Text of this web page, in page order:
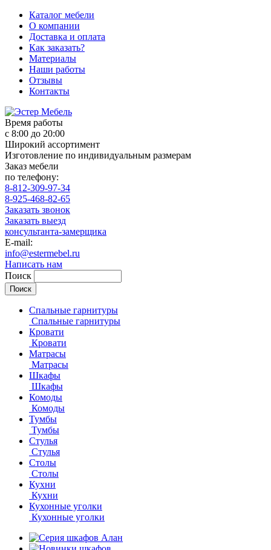
Каталог мебели
О компании
Доставка и оплата
Как заказать?
Материалы
Наши работы
Отзывы
Контакты
Время работы
с 8:00 до 20:00
Широкий ассортимент
Изготовление по индивидуальным размерам
Заказ мебели
по телефону:
8-812-309-97-34
8-925-468-82-65
Заказать звонок
Заказать выезд
консультанта-замерщика
E-mail:
info@estermebel.ru
Написать нам
Поиск
Спальные гарнитуры
Спальные гарнитуры
Кровати
Кровати
Матрасы
Матрасы
Шкафы
Шкафы
Комоды
Комоды
Тумбы
Тумбы
Стулья
Стулья
Столы
Столы
Кухни
Кухни
Кухонные уголки
Кухонные уголки